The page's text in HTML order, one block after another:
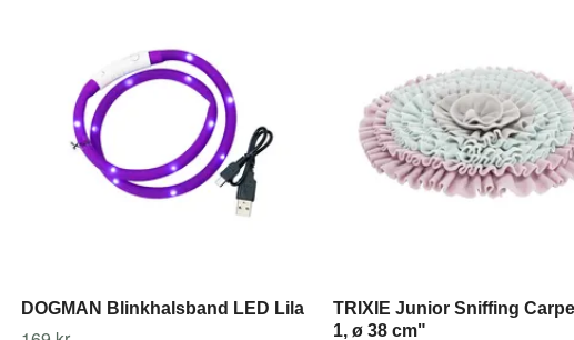
DOGMAN Blinkhalsband LED Lila
TRIXIE Junior Sniffing
1, ø 38 cm"